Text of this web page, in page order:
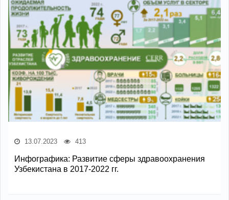
13.07.2023 413
Инфографика: Развитие сферы здравоохранения
Узбекистана в 2017-2022 гг.